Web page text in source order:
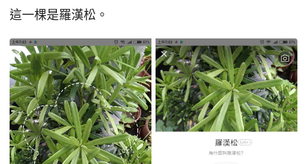
這一棵是羅漢松。